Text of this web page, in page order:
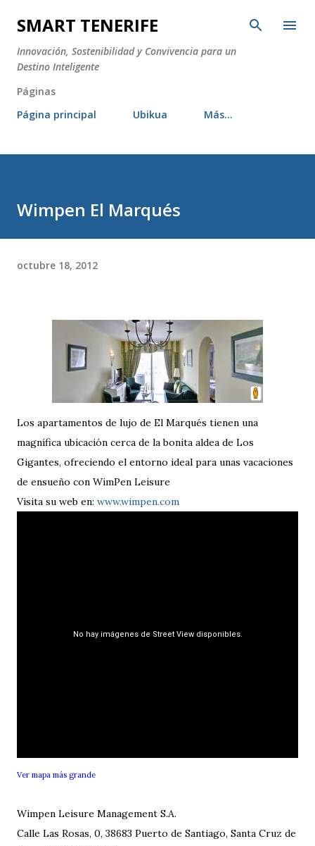
Ir al contenido principal
SMART TENERIFE
Innovación, Sostenibilidad y Convivencia para un
Destino Inteligente
Páginas
Página principal
Ubikua Más…
Wimpen El Marqués
octubre 18, 2012
Los apartamentos de lujo de El Marqués tienen una
magnífica ubicación cerca de la bonita aldea de Los
Gigantes, ofreciendo el entorno ideal para unas vacaciones
de ensueño con WimPen Leisure
Visita su web en: www.wimpen.com
Ver mapa más grande
Wimpen Leisure Management S.A.
Calle Las Rosas, 0, 38683 Puerto de Santiago, Santa Cruz de